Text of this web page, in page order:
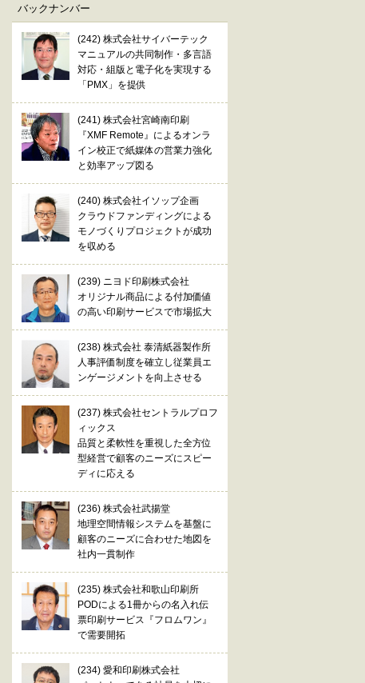
バックナンバー
(242) 株式会社サイバーテック
マニュアルの共同制作・多言語
対応・組版と電子化を実現する
「PMX」を提供
(241) 株式会社宮崎南印刷
『XMF Remote』によるオンラ
イン校正で紙媒体の営業力強化
と効率アップ図る
(240) 株式会社イソップ企画
クラウドファンディングによる
モノづくりプロジェクトが成功
を収める
(239) ニヨド印刷株式会社
オリジナル商品による付加価値
の高い印刷サービスで市場拡大
(238) 株式会社 泰清紙器製作所
人事評価制度を確立し従業員エ
ンゲージメントを向上させる
(237) 株式会社セントラルプロフ
ィックス
品質と柔軟性を重視した全方位
型経営で顧客のニーズにスピー
ディに応える
(236) 株式会社武揚堂
地理空間情報システムを基盤に
顧客のニーズに合わせた地図を
社内一貫制作
(235) 株式会社和歌山印刷所
PODによる1冊からの名入れ伝
票印刷サービス『フロムワン』
で需要開拓
(234) 愛和印刷株式会社